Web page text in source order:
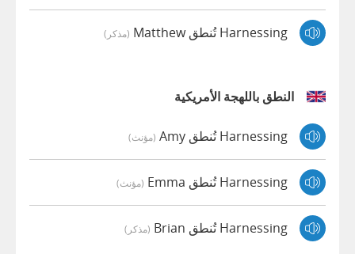
Harnessing تُنطق Matthew (مذكر)
النطق باللهجة الأمريكية
Harnessing تُنطق Amy (مؤنث)
Harnessing تُنطق Emma (مؤنث)
Harnessing تُنطق Brian (مذكر)